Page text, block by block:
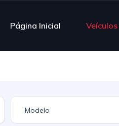
Página Inicial Veículos